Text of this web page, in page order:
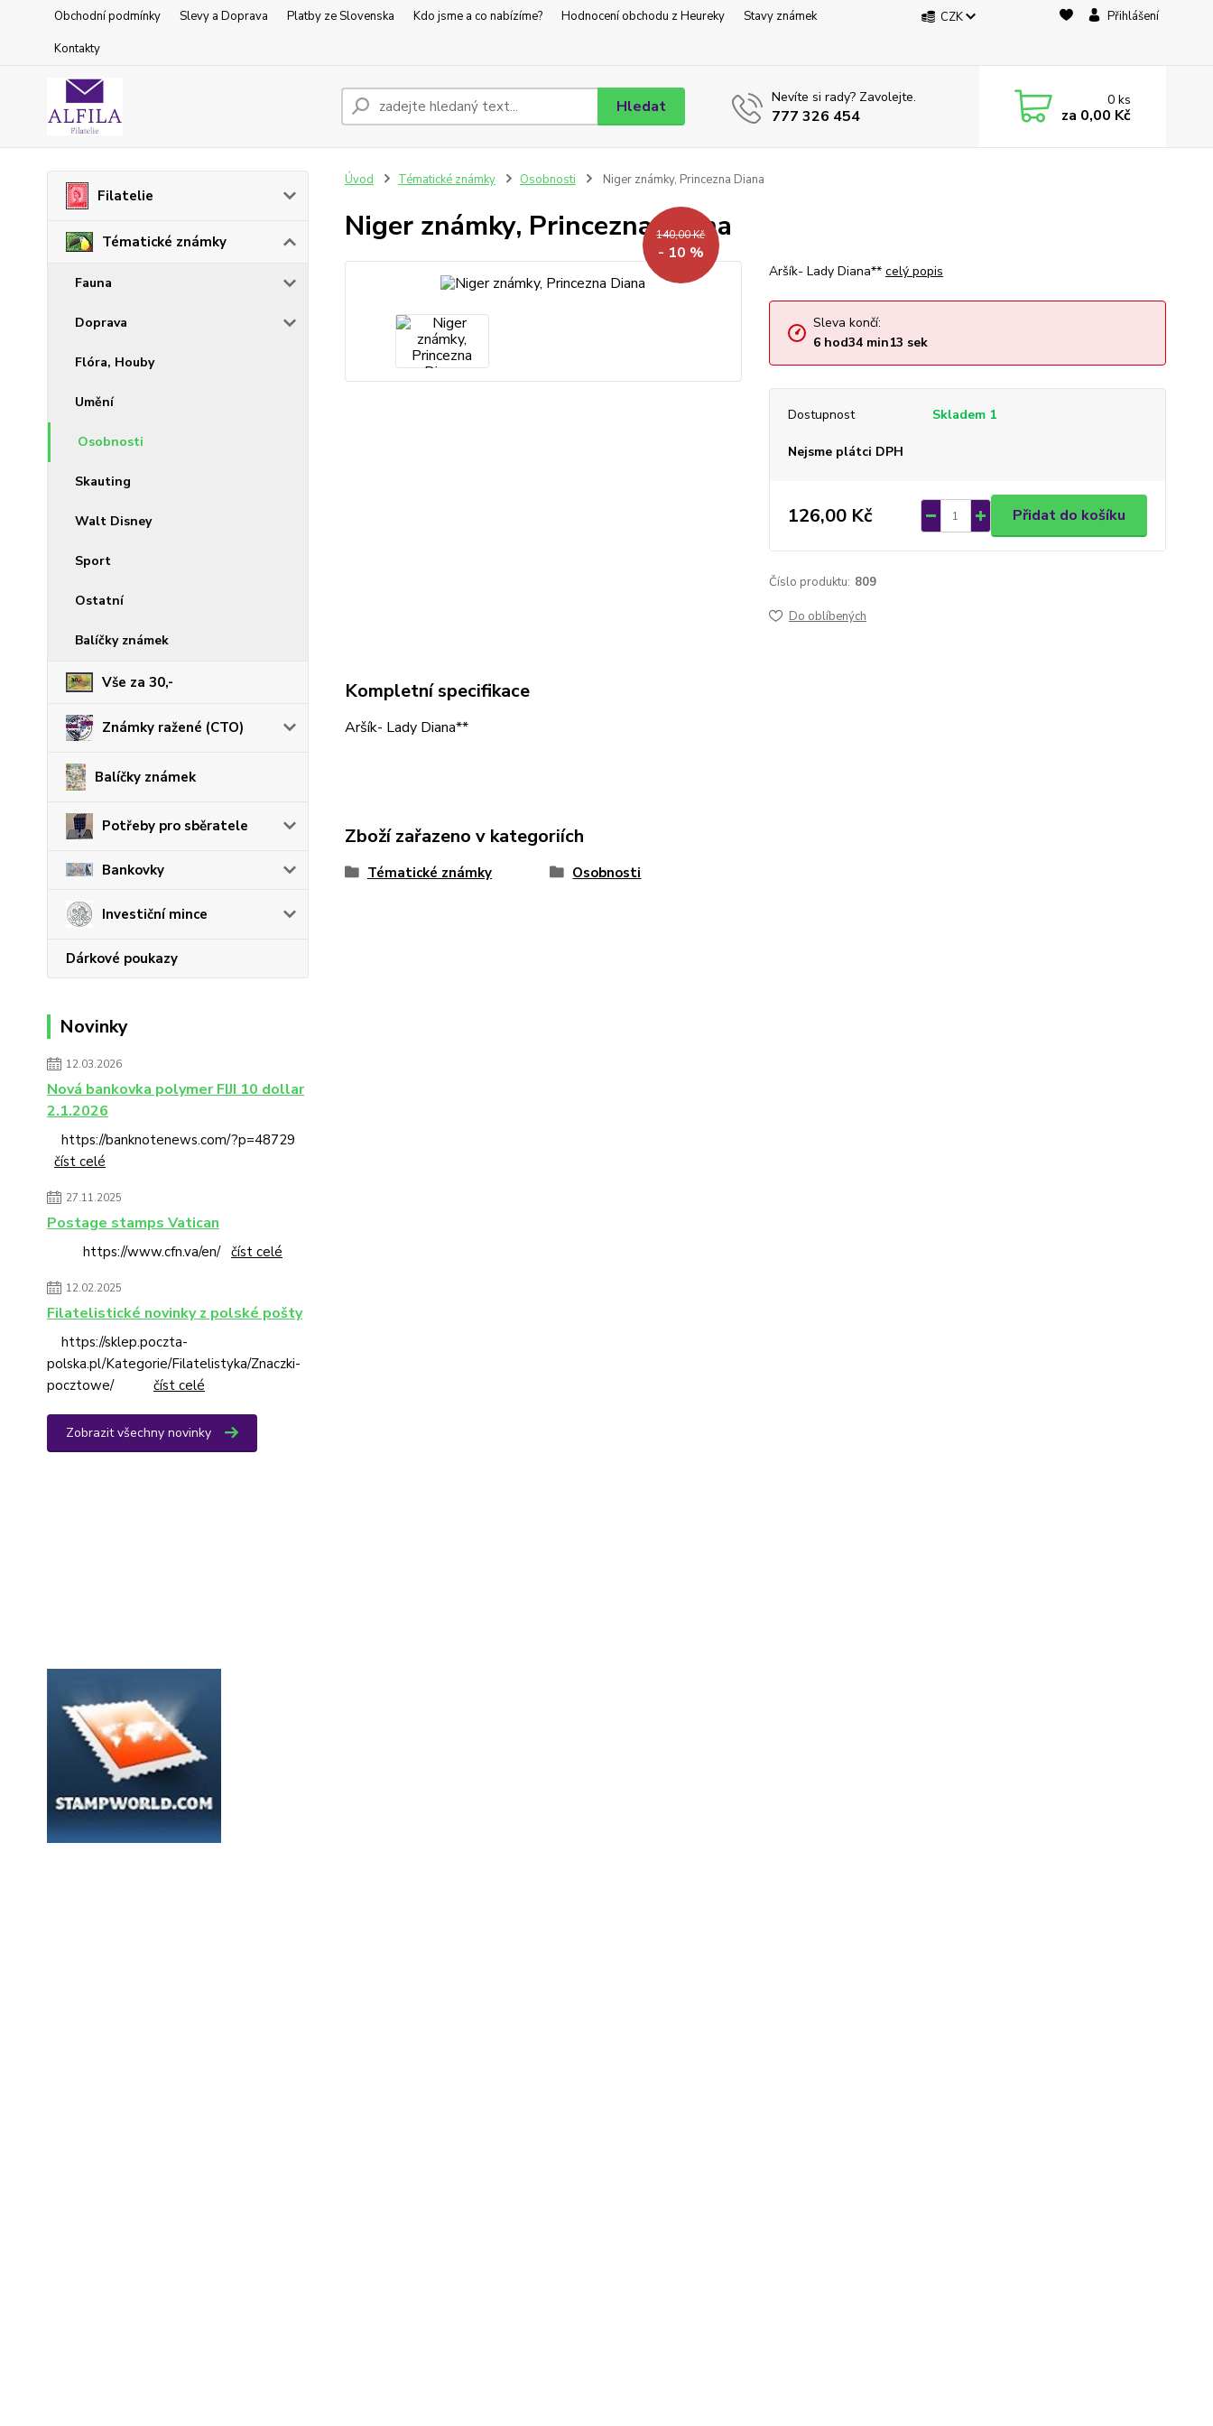
Obchodní podmínky Slevy a Doprava Platby ze Slovenska Kdo jsme a co nabízíme? Hodnocení obchodu z Heureky
Stavy známek
Kontakty
CZK Přihlášení
Hledat Nevíte si rady? Zavolejte.
777 326 454
0ks
za 0,00 Kč
Filatelie
Tématické známky
Fauna
Doprava
Flóra, Houby
Umění
Osobnosti
Skauting
Walt Disney
Sport
Ostatní
Balíčky známek
Vše za 30,-
Známky ražené (CTO)
Balíčky známek
Potřeby pro sběratele
Bankovky
Investiční mince
Dárkové poukazy
Novinky
12.03.2026
Nová bankovka polymer FIJI 10 dollar
2.1.2026
https://banknotenews.com/?p=48729
číst celé
27.11.2025
Postage stamps Vatican
https://www.cfn.va/en/ číst celé
12.02.2025
Filatelistické novinky z polské pošty
https://sklep.poczta-
polska.pl/Kategorie/Filatelistyka/Znaczki-
pocztowe/ číst celé
Zobrazit všechny novinky
Úvod Tématické známky Osobnosti Niger známky, Princezna Diana
Niger známky, Princezna Diana
140,00 Kč
- 10 %
Aršík- Lady Diana** celý popis
Sleva končí:
6hod34min12 sek
Dostupnost Skladem 1
Nejsme plátci DPH
126,00 Kč Přidat do košíku
Číslo produktu: 809
Do oblíbených
Kompletní specifikace
Aršík- Lady Diana**
Zboží zařazeno v kategoriích
Tématické známky Osobnosti